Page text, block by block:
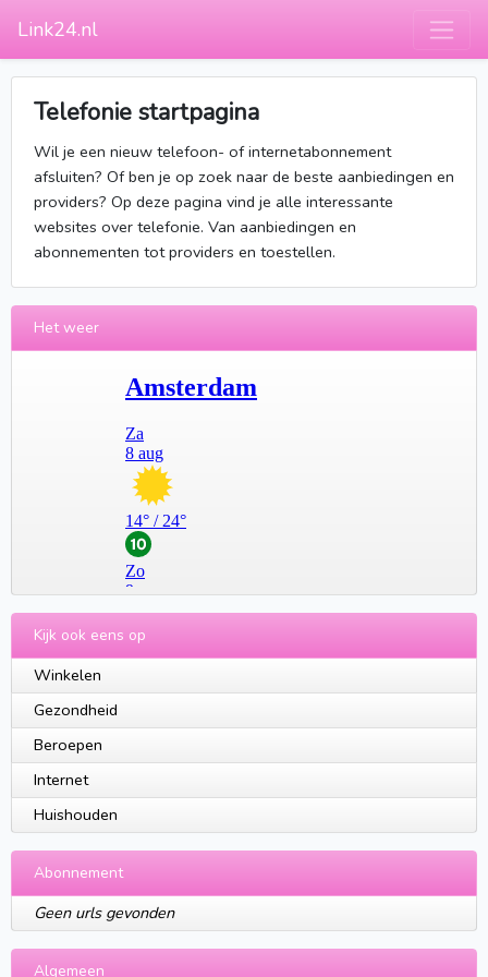
Link24.nl
Telefonie startpagina
Wil je een nieuw telefoon- of internetabonnement
afsluiten? Of ben je op zoek naar de beste aanbiedingen en
providers? Op deze pagina vind je alle interessante
websites over telefonie. Van aanbiedingen en
abonnementen tot providers en toestellen.
Het weer
Kijk ook eens op
Winkelen
Gezondheid
Beroepen
Internet
Huishouden
Abonnement
Geen urls gevonden
Algemeen